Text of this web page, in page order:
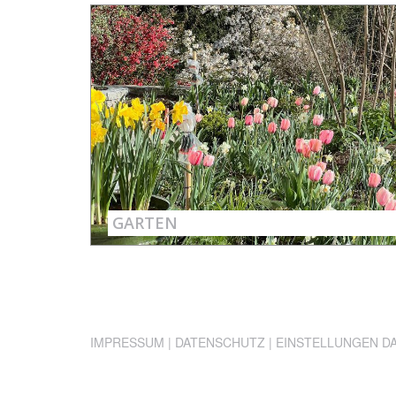
GARTEN
IMPRESSUM | DATENSCHUTZ | EINSTELLUNGEN